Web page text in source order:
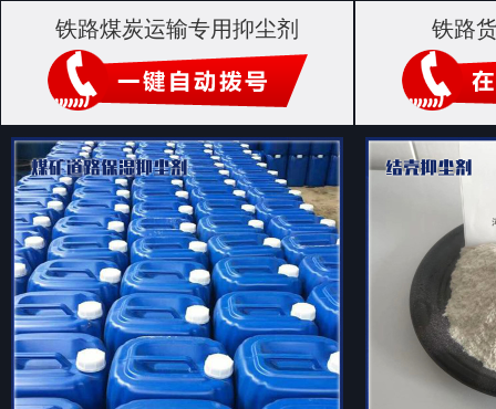
铁路煤炭运输专用抑尘剂 铁路